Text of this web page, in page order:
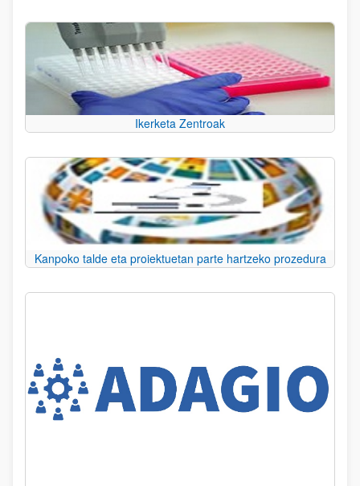
Ikerketa Zentroak
Kanpoko talde eta proiektuetan parte hartzeko prozedura